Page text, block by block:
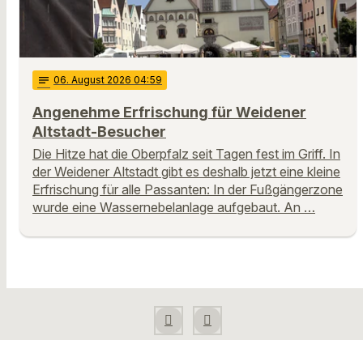
notes 06. August 2026 04:59
Angenehme Erfrischung für Weidener
Altstadt-Besucher
Die Hitze hat die Oberpfalz seit Tagen fest im Griff. In
der Weidener Altstadt gibt es deshalb jetzt eine kleine
Erfrischung für alle Passanten: In der Fußgängerzone
wurde eine Wassernebelanlage aufgebaut. An …